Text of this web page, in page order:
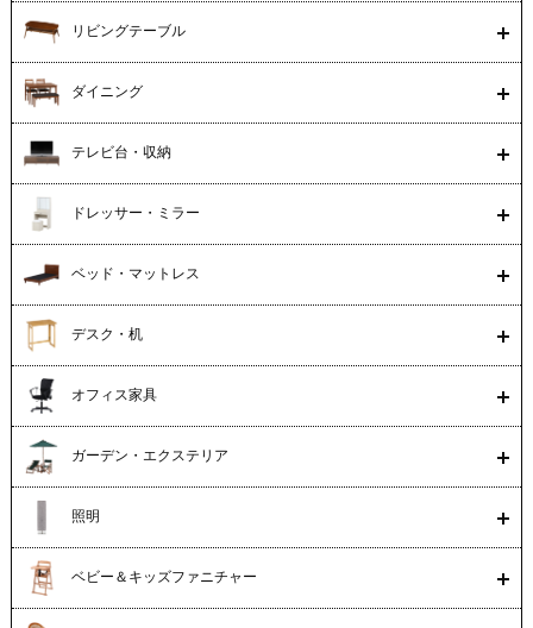
リビングテーブル
ダイニング
テレビ台・収納
ドレッサー・ミラー
ベッド・マットレス
デスク・机
オフィス家具
ガーデン・エクステリア
照明
ベビー＆キッズファニチャー